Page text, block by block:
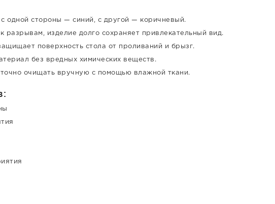
одной стороны — синий, с другой — коричневый.
разрывам, изделие долго сохраняет привлекательный вид.
поверхность стола от проливаний и брызг.
без вредных химических веществ.
очищать вручную с помощью влажной ткани.